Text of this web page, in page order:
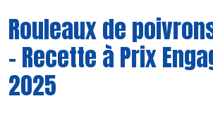
Rouleaux de
- Recette à Prix
2025